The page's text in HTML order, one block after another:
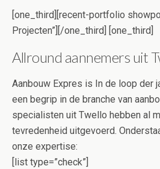
[one_third][recent-portfolio
Projecten”][/one_third] [one_third]
Allround aannemers uit
Aanbouw Expres is In de loop der
een begrip in de branche van
specialisten uit Twello hebben al
tevredenheid uitgevoerd.
onze expertise:
[list type=”check”]